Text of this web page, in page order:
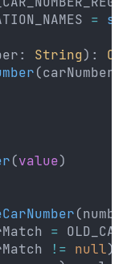
=
String):
(carNumber.
(value)
=
!= null) {